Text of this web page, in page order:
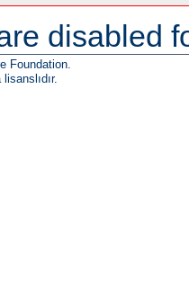
disabled
Foundation.
lisanslıdır.